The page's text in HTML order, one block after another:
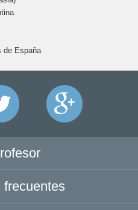
de España
frecuentes